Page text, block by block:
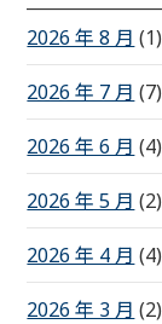
2026 年 8 月 (1)
2026 年 7 月 (7)
2026 年 6 月 (4)
2026 年 5 月 (2)
2026 年 4 月 (4)
2026 年 3 月 (2)